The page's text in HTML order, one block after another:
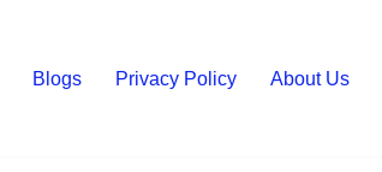
Blogs Privacy Policy About Us